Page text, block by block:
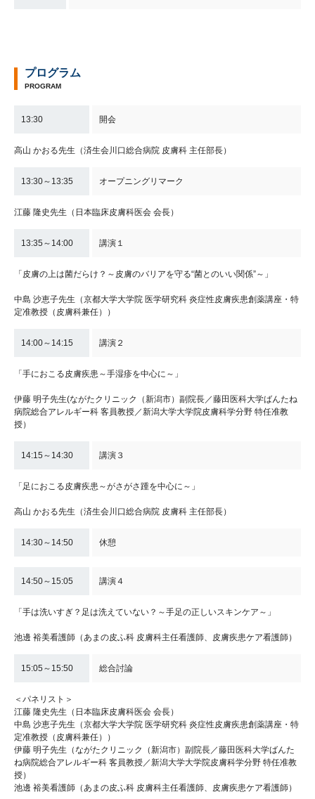
プログラム
PROGRAM
13:30 開会
高山 かおる先生（済生会川口総合病院 皮膚科 主任部長）
13:30～13:35 オープニングリマーク
江藤 隆史先生（日本臨床皮膚科医会 会長）
13:35～14:00 講演１
「皮膚の上は菌だらけ？～皮膚のバリアを守る“菌とのいい関係”～」
中島 沙恵子先生（京都大学大学院 医学研究科 炎症性皮膚疾患創薬講座・特
定准教授（皮膚科兼任））
14:00～14:15 講演２
「手におこる皮膚疾患～手湿疹を中心に～」
伊藤 明子先生(ながたクリニック（新潟市）副院長／藤田医科大学ばんたね
病院総合アレルギー科 客員教授／新潟大学大学院皮膚科学分野 特任准教
授）
14:15～14:30 講演３
「足におこる皮膚疾患～がさがさ踵を中心に～」
高山 かおる先生（済生会川口総合病院 皮膚科 主任部長）
14:30～14:50 休憩
14:50～15:05 講演４
「手は洗いすぎ？足は洗えていない？～手足の正しいスキンケア～」
池邊 裕美看護師（あまの皮ふ科 皮膚科主任看護師、皮膚疾患ケア看護師）
15:05～15:50 総合討論
＜パネリスト＞
江藤 隆史先生（日本臨床皮膚科医会 会長）
中島 沙恵子先生（京都大学大学院 医学研究科 炎症性皮膚疾患創薬講座・特
定准教授（皮膚科兼任））
伊藤 明子先生（ながたクリニック（新潟市）副院長／藤田医科大学ばんた
ね病院総合アレルギー科 客員教授／新潟大学大学院皮膚科学分野 特任准教
授）
池邊 裕美看護師（あまの皮ふ科 皮膚科主任看護師、皮膚疾患ケア看護師）